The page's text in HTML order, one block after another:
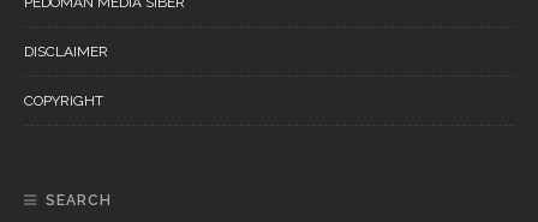
DISCLAIMER
COPYRIGHT
SEARCH